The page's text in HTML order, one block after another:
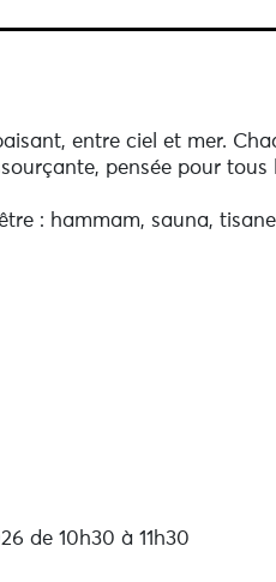
entre ciel et mer.
pensée pour tous
: hammam, sauna,
de 10h30 à 11h30